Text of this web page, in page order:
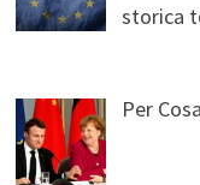
storica
Per